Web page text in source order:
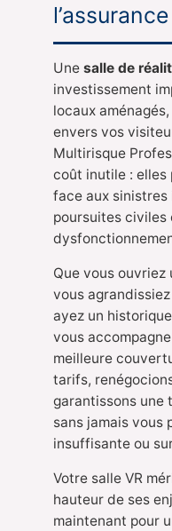
Une salle de
investissement
locaux
envers vos
Multirisque
coût inutile :
face aux sinistres
poursuites civiles
Que vous ouvriez
vous
ayez un
vous
meilleure
tarifs,
garantissons
sans jamais vous
insuffisante ou
Votre salle VR
hauteur de ses
maintenant pour